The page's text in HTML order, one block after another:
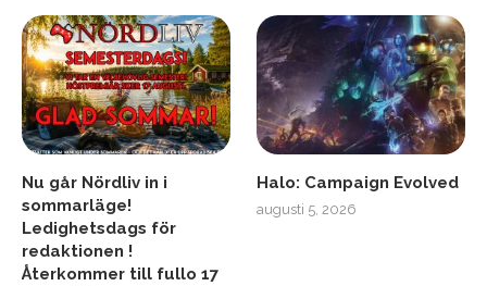
Nu går Nördliv in i
sommarläge!
Ledighetsdags för
redaktionen !
Återkommer till fullo 17
Halo: Campaign Evolved
augusti 5, 2026